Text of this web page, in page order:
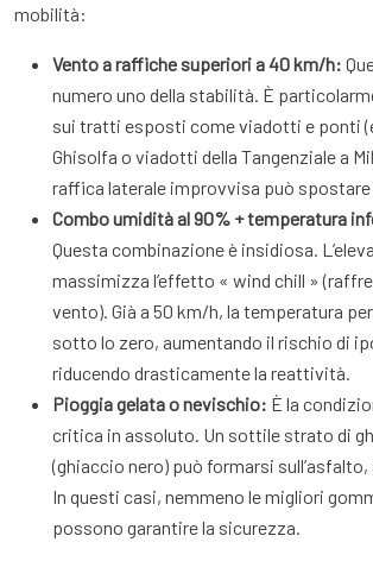
mobilità:
Vento a raffiche superiori a 40 km/h:
numero uno della stabilità. È
sui tratti esposti come viadotti e ponti
Ghisolfa o viadotti della Tangenziale a
raffica laterale improvvisa può spostare
Combo umidità al 90% + temperatura
Questa combinazione è insidiosa.
massimizza l’effetto « wind chill »
vento). Già a 50 km/h, la temperatura
sotto lo zero, aumentando il rischio di
riducendo drasticamente la reattività.
Pioggia gelata o nevischio: È la
critica in assoluto. Un sottile strato di
(ghiaccio nero) può formarsi sull’asfalto,
In questi casi, nemmeno le migliori
possono garantire la sicurezza.